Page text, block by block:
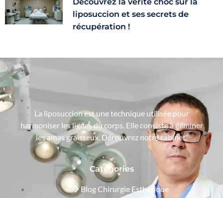
liposuccion et ses secrets de
récupération !
La liposuccion est une technique utilisée pour
harmoniser les lignes du corps. Elle consiste à éliminer
les amas graisseux. Découvrez notre cabinet.
Catégories
Blog Chirurgie Esthétique